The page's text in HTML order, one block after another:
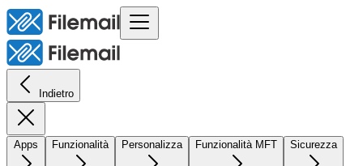
Indietro
Apps Funzionalità Personalizza Funzionalità MFT Sicurezza